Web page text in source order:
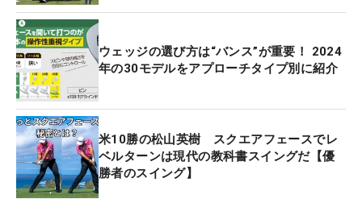
ウェッジの選び方は“バンス”が重要！ 2024
年の30モデルをアプローチタイプ別に紹介
米10勝の松山英樹 スクエアフェースでレ
ベルターンは現代の教科書スイングだ【優
勝者のスイング】